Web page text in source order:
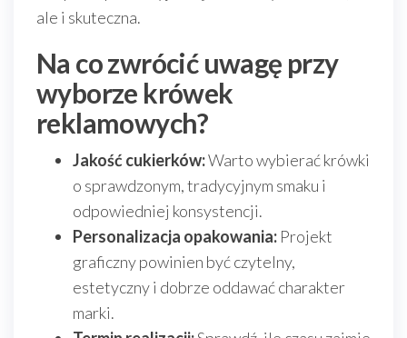
ale i skuteczna.
Na co zwrócić uwagę przy
wyborze krówek
reklamowych?
Jakość cukierków:Warto wybierać krówki
o sprawdzonym, tradycyjnym smaku i
odpowiedniej konsystencji.
Personalizacja opakowania: Projekt
graficzny powinien być czytelny,
estetyczny i dobrze oddawać charakter
marki.